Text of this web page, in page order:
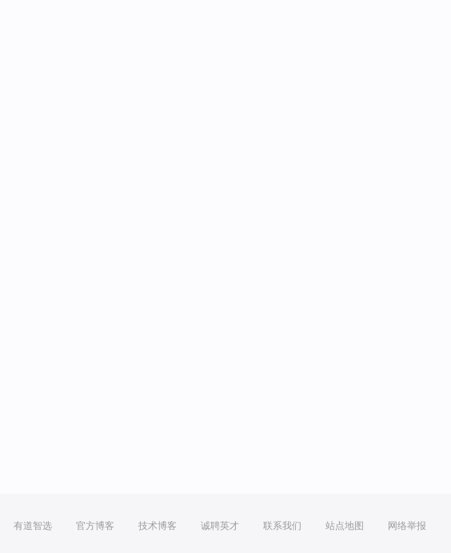
有道智选 官方博客 技术博客 诚聘英才 联系我们 站点地图 网络举报